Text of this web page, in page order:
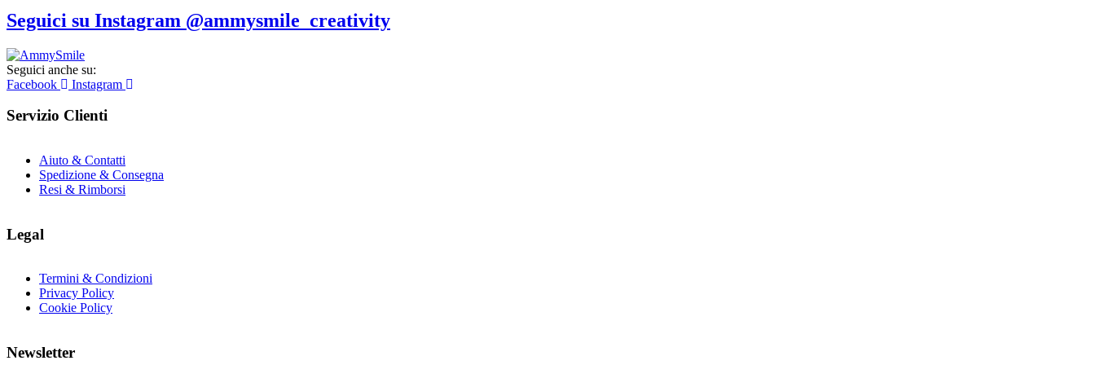
era:
€34.00.
è:
€23.80.
Seguici su Instagram @ammysmile_creativity
Seguici anche su:
Facebook
Instagram
Servizio Clienti
Aiuto & Contatti
Spedizione & Consegna
Resi & Rimborsi
Legal
Termini & Condizioni
Privacy Policy
Cookie Policy
Newsletter